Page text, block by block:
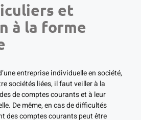
et
à la forme
entreprise individuelle en société,
sociétés liées, il faut veiller à la
de comptes courants et à leur
De même, en cas de difficultés
des comptes courants peut être